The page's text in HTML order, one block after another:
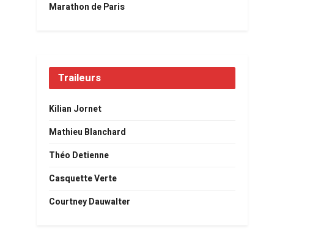
Marathon de Paris
Traileurs
Kilian Jornet
Mathieu Blanchard
Théo Detienne
Casquette Verte
Courtney Dauwalter